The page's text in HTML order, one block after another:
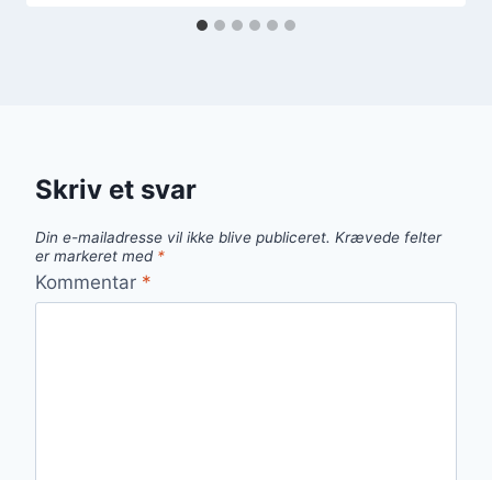
Skriv et svar
Din e-mailadresse vil ikke blive publiceret. Krævede felter
er markeret med *
Kommentar *